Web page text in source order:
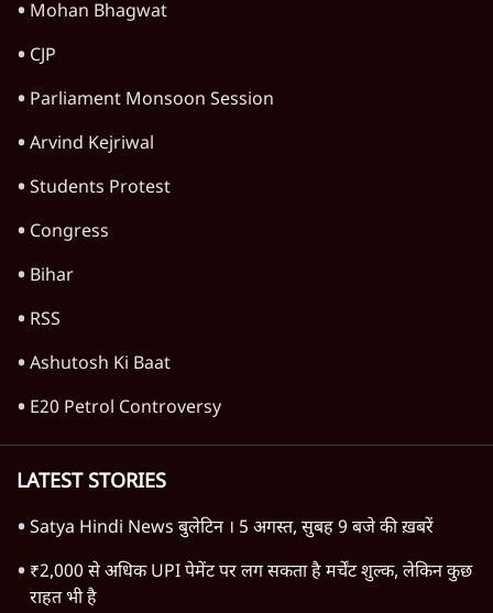
Mohan Bhagwat
CJP
Parliament Monsoon Session
Arvind Kejriwal
Students Protest
Congress
Bihar
RSS
Ashutosh Ki Baat
E20 Petrol Controversy
LATEST STORIES
Satya Hindi News बुलेटिन । 5 अगस्त, सुबह 9 बजे की ख़बरें
₹2,000 से अधिक UPI पेमेंट पर लग सकता है मर्चेंट शुल्क, लेकिन कुछ
राहत भी है